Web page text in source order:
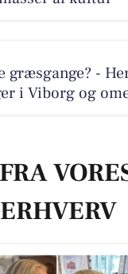
græsgange? -
i Viborg og